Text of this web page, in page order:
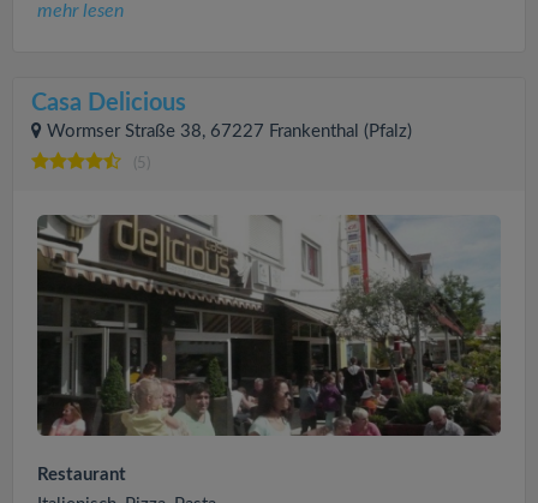
mehr lesen
Casa Delicious
Wormser Straße 38, 67227 Frankenthal (Pfalz)
(5)
Restaurant